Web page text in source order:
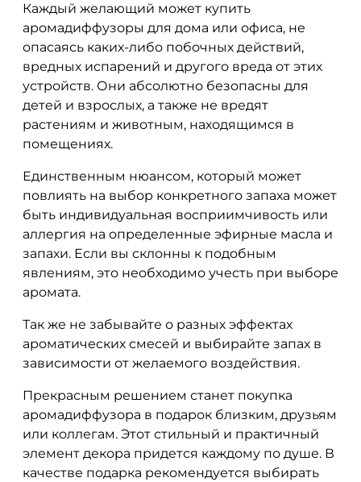
Каждый желающий может купить
аромадиффузоры для дома или офиса, не
опасаясь каких-либо побочных действий,
вредных испарений и другого вреда от этих
устройств. Они абсолютно безопасны для
детей и взрослых, а также не вредят
растениям и животным, находящимся в
помещениях.
Единственным нюансом, который может
повлиять на выбор конкретного запаха может
быть индивидуальная восприимчивость или
аллергия на определенные эфирные масла и
запахи. Если вы склонны к подобным
явлениям, это необходимо учесть при выборе
аромата.
Так же не забывайте о разных эффектах
ароматических смесей и выбирайте запах в
зависимости от желаемого воздействия.
Прекрасным решением станет покупка
аромадиффузора в подарок близким, друзьям
или коллегам. Этот стильный и практичный
элемент декора придется каждому по душе. В
качестве подарка рекомендуется выбирать